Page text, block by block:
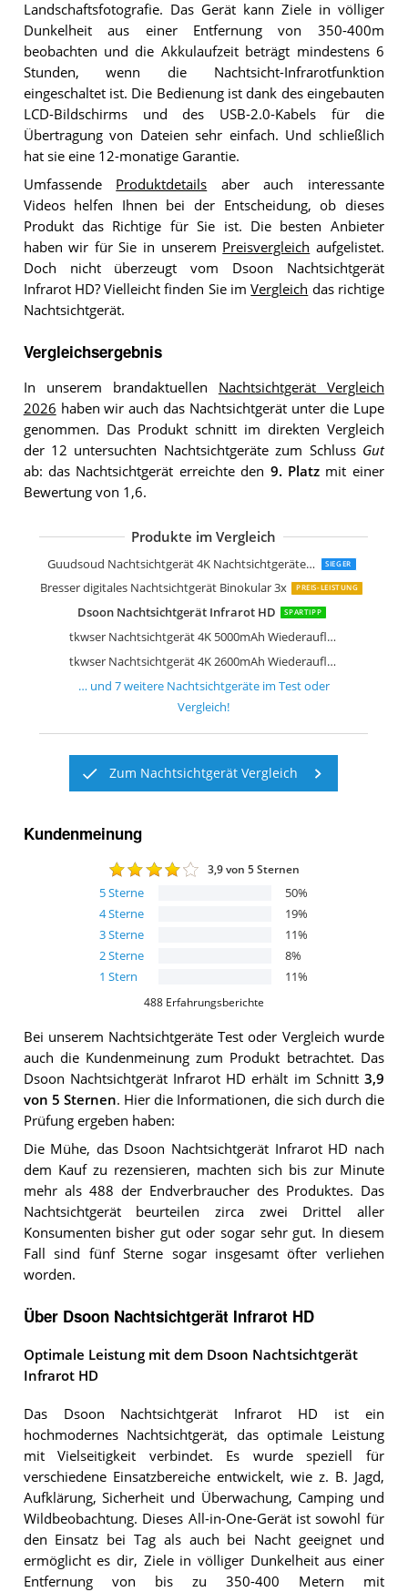
Landschaftsfotografie. Das Gerät kann Ziele in völliger
Dunkelheit aus einer Entfernung von 350-400m
beobachten und die Akkulaufzeit beträgt mindestens 6
Stunden, wenn die Nachtsicht-Infrarotfunktion
eingeschaltet ist. Die Bedienung ist dank des eingebauten
LCD-Bildschirms und des USB-2.0-Kabels für die
Übertragung von Dateien sehr einfach. Und schließlich
hat sie eine 12-monatige Garantie.
Umfassende Produktdetails aber auch interessante
Videos helfen Ihnen bei der Entscheidung, ob dieses
Produkt das Richtige für Sie ist. Die besten Anbieter
haben wir für Sie in unserem Preisvergleich aufgelistet.
Doch nicht überzeugt vom Dsoon Nachtsichtgerät
Infrarot HD? Vielleicht finden Sie imVergleich das richtige
Nachtsichtgerät.
Vergleichsergebnis
In unserem brandaktuellen Nachtsichtgerät Vergleich
2026 haben wir auch das Nachtsichtgerät unter die Lupe
genommen. Das Produkt schnitt im direkten Vergleich
der 12 untersuchten Nachtsichtgeräte zum Schluss Gut
ab: das Nachtsichtgerät erreichte den 9. Platz mit einer
Bewertung von 1,6.
Produkte im Vergleich
Guudsoud Nachtsichtgerät 4K Nachtsichtgeräte 2600mAh Wiederaufladbares Nachtsichtgerät Jagd SIEGER
Bresser digitales Nachtsichtgerät Binokular 3x PREIS-LEISTUNG
Dsoon Nachtsichtgerät Infrarot HD SPARTIPP
tkwser Nachtsichtgerät 4K 5000mAh Wiederaufladbares 3" Nachtsichtgeräte
tkwser Nachtsichtgerät 4K 2600mAh Wiederaufladbar Infrarot Nachtsichtgeräte
Bestguarder HD Digital
Nachtsichtgerät in 100% Dunkelheit
Nightfox Swift Nachtsichtgerät zur
… und 7weitere Nachtsichtgeräteim Test oder
Vergleich!
Zum Nachtsichtgerät Vergleich
Kundenmeinung
3,9von 5 Sternen
5Sterne 50%
4Sterne 19%
3Sterne 11%
2Sterne 8%
1 Stern 11%
488 Erfahrungsberichte
Bei unserem Nachtsichtgeräte Test oder Vergleich wurde
auch die Kundenmeinung zum Produkt betrachtet. Das
Dsoon Nachtsichtgerät Infrarot HD erhält im Schnitt 3,9
von 5 Sternen. Hier die Informationen, die sich durch die
Prüfung ergeben haben:
Die Mühe, das Dsoon Nachtsichtgerät Infrarot HD nach
dem Kauf zu rezensieren, machten sich bis zur Minute
mehr als 488 der Endverbraucher des Produktes. Das
Nachtsichtgerät beurteilen zirca zwei Drittel aller
Konsumenten bisher gut oder sogar sehr gut. In diesem
Fall sind fünf Sterne sogar insgesamt öfter verliehen
worden.
Über Dsoon Nachtsichtgerät Infrarot HD
Optimale Leistung mit dem Dsoon Nachtsichtgerät
Infrarot HD
Das Dsoon Nachtsichtgerät Infrarot HD ist ein
hochmodernes Nachtsichtgerät, das optimale Leistung
mit Vielseitigkeit verbindet. Es wurde speziell für
verschiedene Einsatzbereiche entwickelt, wie z. B. Jagd,
Aufklärung, Sicherheit und Überwachung, Camping und
Wildbeobachtung. Dieses All-in-One-Gerät ist sowohl für
den Einsatz bei Tag als auch bei Nacht geeignet und
ermöglicht es dir, Ziele in völliger Dunkelheit aus einer
Entfernung von bis zu 350-400 Metern mit